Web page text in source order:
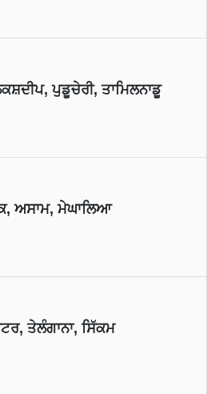
ਪੁਡੂਚੇਰੀ, ਤਾਮਿਲਨਾਡੂ
ਅਸਾਮ, ਮੇਘਾਲਿਆ
ਤੇਲੰਗਾਨਾ, ਸਿੱਕਮ